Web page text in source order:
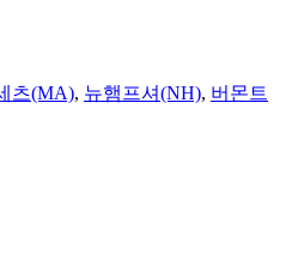
츠(MA), 뉴햄프셔(NH), 버몬트